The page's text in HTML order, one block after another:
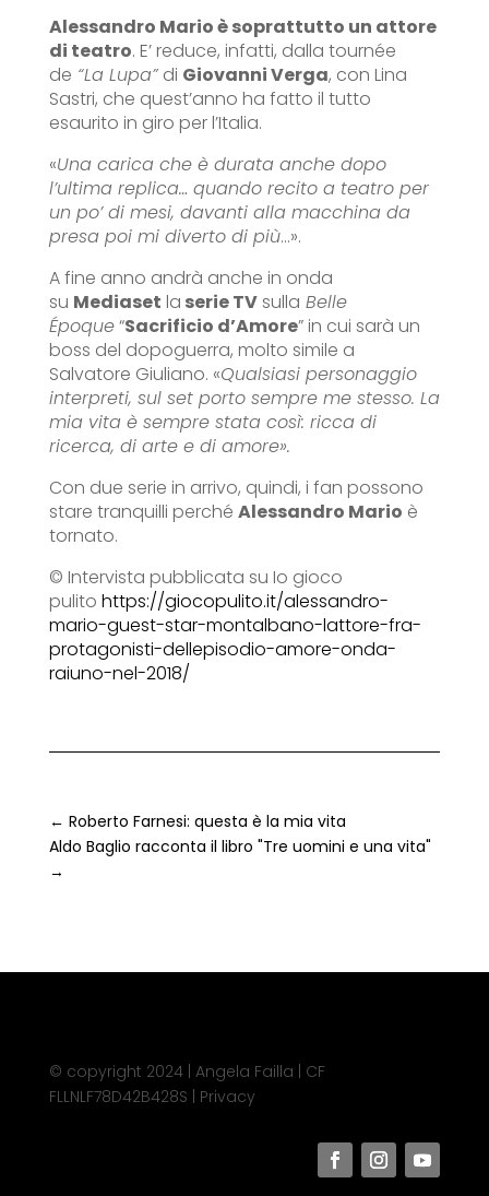
Alessandro Mario è soprattutto un attore
di teatro. E’ reduce, infatti, dalla tournée
de “La Lupa”di Giovanni Verga, con Lina
Sastri, che quest’anno ha fatto il tutto
esaurito in giro per l’Italia.
«Una carica che è durata anche dopo
l’ultima replica… quando recito a teatro per
un po’ di mesi, davanti alla macchina da
presa poi mi diverto di più…».
A fine anno andrà anche in onda
su Mediaset la serie TVsulla Belle
Époque“Sacrificio d’Amore” in cui sarà un
boss del dopoguerra, molto simile a
Salvatore Giuliano. «Qualsiasi personaggio
interpreti, sul set porto sempre me stesso. La
mia vita è sempre stata così: ricca di
ricerca, di arte e di amore».
Con due serie in arrivo, quindi, i fan possono
stare tranquilli perché Alessandro Mario è
tornato.
© Intervista pubblicata su Io gioco
pulito https://giocopulito.it/alessandro-
mario-guest-star-montalbano-lattore-fra-
protagonisti-dellepisodio-amore-onda-
raiuno-nel-2018/
← Roberto Farnesi: questa è la mia vita
Aldo Baglio racconta il libro "Tre uomini e una vita"
→
© copyright 2024 | Angela Failla | CF
FLLNLF78D42B428S | Privacy